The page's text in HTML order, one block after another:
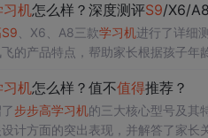
习机怎么样？深度测评S9/X6/
S9 、X6、A8三款学习机进行了详细
的产品特点，帮助家长根据孩子年
习机怎么样？值不值得推荐？
步步高学习机的三大核心型号及其
计方面的突出表现，并解答了家长